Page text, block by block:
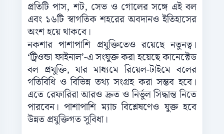
প্রতিটি পাস, শট, সেভ ও গোলের সঙ্গে এই বল
এবং ১৬টি স্বাগতিক শহরের অবদানও ইতিহাসের
অংশ হয়ে থাকবে।
নকশার পাশাপাশি প্রযুক্তিতেও রয়েছে নতুনত্ব।
‘ট্রিওন্ডা ফাইনাল’-এ সংযুক্ত করা হয়েছে কানেক্টেড
বল প্রযুক্তি, যার মাধ্যমে রিয়েল-টাইমে বলের
গতিবিধি ও বিভিন্ন তথ্য সংগ্রহ করা সম্ভব হবে।
এতে রেফারিরা আরও দ্রুত ও নির্ভুল সিদ্ধান্ত নিতে
পারবেন। পাশাপাশি ম্যাচ বিশ্লেষণেও যুক্ত হবে
উন্নত প্রযুক্তিগত সুবিধা।